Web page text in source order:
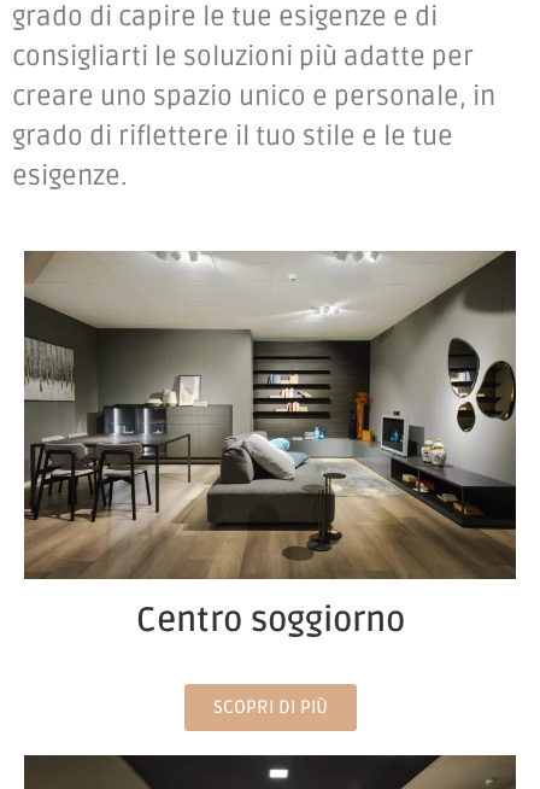
grado di capire le tue esigenze e di
consigliarti le soluzioni più adatte per
creare uno spazio unico e personale, in
grado di riflettere il tuo stile e le tue
esigenze.
Centro soggiorno
SCOPRI DI PIÙ